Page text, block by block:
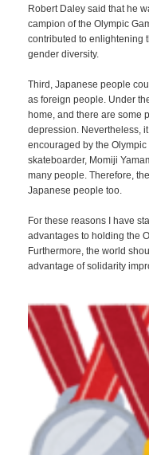
Robert Daley said that he
campion of the Olympic
contributed to enlightening
gender diversity.
Third, Japanese people
as foreign people. Under
home, and there are some
depression. Nevertheless,
encouraged by the
skateboarder, Momiji
many people. Therefore,
Japanese people too.
For these reasons I have
advantages to holding the
Furthermore, the world
advantage of solidarity